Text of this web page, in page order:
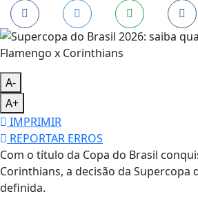
A-
A+
IMPRIMIR
REPORTAR ERROS
Com o título da Copa do Brasil
Corinthians, a decisão da Supercopa
definida.